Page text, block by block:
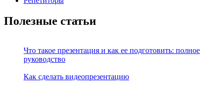
Полезные статьи
Что такое презентация и как ее подготовить: полное
руководство
Как сделать видеопрезентацию